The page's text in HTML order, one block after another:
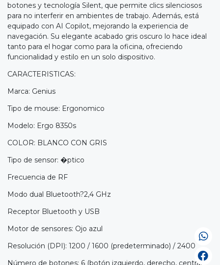
botones y tecnología Silent, que permite clics silenciosos
para no interferir en ambientes de trabajo. Además, está
equipado con AI Copilot, mejorando la experiencia de
navegación. Su elegante acabado gris oscuro lo hace ideal
tanto para el hogar como para la oficina, ofreciendo
funcionalidad y estilo en un solo dispositivo.
CARACTERISTICAS:
Marca: Genius
Tipo de mouse: Ergonomico
Modelo: Ergo 8350s
COLOR: BLANCO CON GRIS
Tipo de sensor: �ptico
Frecuencia de RF
Modo dual Bluetooth?2,4 GHz
Receptor Bluetooth y USB
Motor de sensores: Ojo azul
Resolución (DPI): 1200 / 1600 (predeterminado) / 2400
Número de botones: 6 (botón izquierdo, derecho, central